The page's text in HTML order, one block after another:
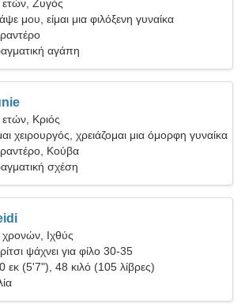
ετών, Ζυγός
μου, είμαι μια φιλόξενη γυναίκα
αγάπη
Κριός
χειρουργός, χρειάζομαι μια όμορφη γυναίκα
Κούβα
σχέση
Ιχθύς
ψάχνει για φίλο 30-35
εκ (5'7"), 48 κιλό (105 λίβρες)